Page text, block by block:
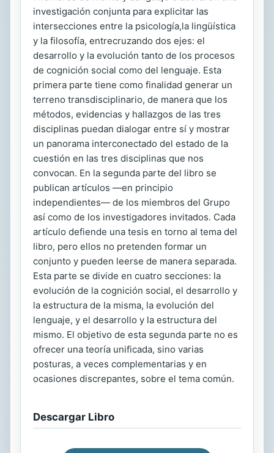
investigación conjunta para explicitar las
intersecciones entre la psicología,la lingüística
y la filosofía, entrecruzando dos ejes: el
desarrollo y la evolución tanto de los procesos
de cognición social como del lenguaje. Esta
primera parte tiene como finalidad generar un
terreno transdisciplinario, de manera que los
métodos, evidencias y hallazgos de las tres
disciplinas puedan dialogar entre sí y mostrar
un panorama interconectado del estado de la
cuestión en las tres disciplinas que nos
convocan. En la segunda parte del libro se
publican artículos —en principio
independientes— de los miembros del Grupo
así como de los investigadores invitados. Cada
artículo defiende una tesis en torno al tema del
libro, pero ellos no pretenden formar un
conjunto y pueden leerse de manera separada.
Esta parte se divide en cuatro secciones: la
evolución de la cognición social, el desarrollo y
la estructura de la misma, la evolución del
lenguaje, y el desarrollo y la estructura del
mismo. El objetivo de esta segunda parte no es
ofrecer una teoría unificada, sino varias
posturas, a veces complementarias y en
ocasiones discrepantes, sobre el tema común.
Descargar Libro